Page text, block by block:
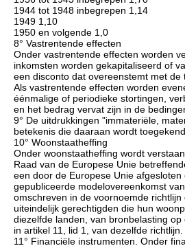
1944 tot 1948 inbegrepen 1,14
1949 1,10
1950 en volgende 1,0
8° Vastrentende effecten
Onder vastrentende effecten worden
inkomsten worden gekapitaliseerd of
een disconto dat overeenstemt met
Als vastrentende effecten worden
éénmalige of periodieke stortingen,
en het bedrag vervat zijn in de
9° De uitdrukkingen "immateriële,
betekenis die daaraan wordt
10° Woonstaatheffing
Onder woonstaatheffing wordt
Raad van de Europese Unie
een door de Europese Unie
gepubliceerde modelovereenkomst
omschreven in de voornoemde
uiteindelijk gerechtigden die hun
diezelfde landen, van bronbelasting
in artikel 11, lid 1, van dezelfde richtlijn.
11° Financiële instrumenten. Onder